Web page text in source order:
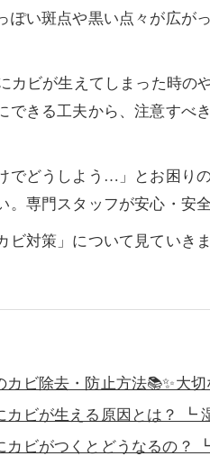
ぽい斑点や黒い点々が広
カビが生えてしまった時の
できる工夫から、注意すべ
でどうしよう…」とお困り
。専門スタッフが安心・安
ビ対策」について見ていき
カビ除去・防止方法📚✨大
カビが生える原因とは？ ┗
カビがつくとどうなるの？